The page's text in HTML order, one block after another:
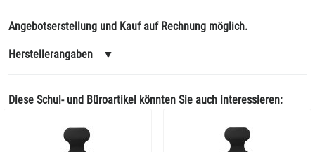
Angebotserstellung und Kauf auf Rechnung möglich.
Herstellerangaben ▼
Diese Schul- und Büroartikel könnten Sie auch interessieren: